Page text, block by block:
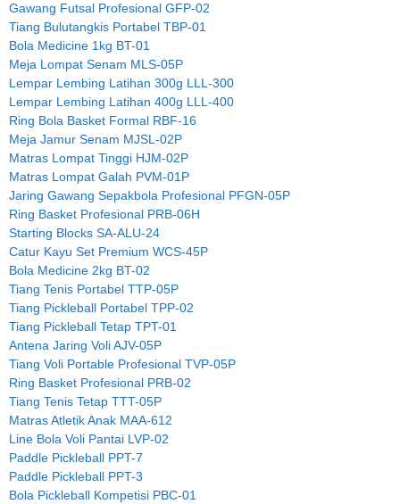
Gawang Futsal Profesional GFP-02
Tiang Bulutangkis Portabel TBP-01
Bola Medicine 1kg BT-01
Meja Lompat Senam MLS-05P
Lempar Lembing Latihan 300g LLL-300
Lempar Lembing Latihan 400g LLL-400
Ring Bola Basket Formal RBF-16
Meja Jamur Senam MJSL-02P
Matras Lompat Tinggi HJM-02P
Matras Lompat Galah PVM-01P
Jaring Gawang Sepakbola Profesional PFGN-05P
Ring Basket Profesional PRB-06H
Starting Blocks SA-ALU-24
Catur Kayu Set Premium WCS-45P
Bola Medicine 2kg BT-02
Tiang Tenis Portabel TTP-05P
Tiang Pickleball Portabel TPP-02
Tiang Pickleball Tetap TPT-01
Antena Jaring Voli AJV-05P
Tiang Voli Portable Profesional TVP-05P
Ring Basket Profesional PRB-02
Tiang Tenis Tetap TTT-05P
Matras Atletik Anak MAA-612
Line Bola Voli Pantai LVP-02
Paddle Pickleball PPT-7
Paddle Pickleball PPT-3
Bola Pickleball Kompetisi PBC-01